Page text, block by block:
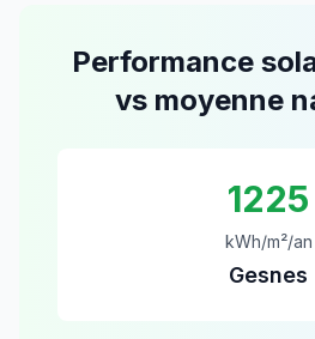
Performance
vs moyenne
1225
kWh/m²/an
Gesnes